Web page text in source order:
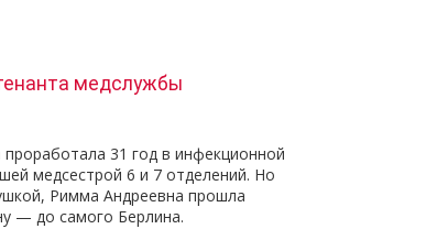
медслужбы
31 год в инфекционной
медсестрой 6 и 7 отделений. Но
Римма Андреевна прошла
— до самого Берлина.